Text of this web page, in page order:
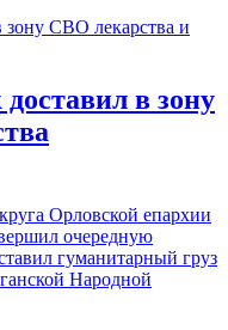
в зону
Орловской епархии
очередную
гуманитарный груз
Народной